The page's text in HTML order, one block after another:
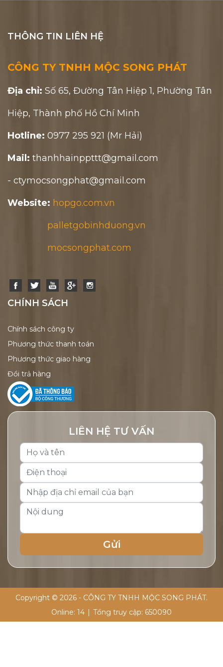
THÔNG TIN LIÊN HỆ
CÔNG TY TNHH MỘC SONG PHÁT
Địa chỉ: Số 65, Đường Tân Hiệp 1, Phường Tân
Hiệp, Thành phố Hồ Chí Minh
Hotline: 0977 295 921 (Mr Hải)
Mail: thanhhainppttt@gmail.com
- ctymocsongphat@gmail.com
Website: hopgo.com.vn
palletgobinhduong.vn
mocsongphat.com
CHÍNH SÁCH
Chính sách công ty
Phương thức thanh toán
Phương thức giao hàng
Đổi trả hàng
LIÊN HỆ TƯ VẤN
Copyright © 2026 - CÔNG TY TNHH MỘC SONG PHÁT.
Online: 14 | Tổng truy cập: 650090